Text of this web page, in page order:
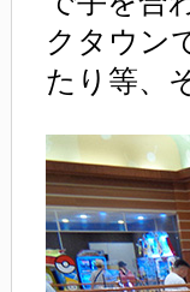
クタウン
たり等、